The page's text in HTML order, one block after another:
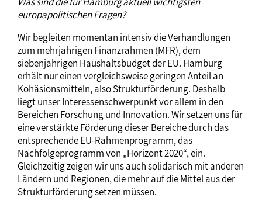
europapolitischen Fragen?
Wir begleiten momentan intensiv die Verhandlungen
zum mehrjährigen Finanzrahmen (MFR), dem
siebenjährigen Haushaltsbudget der EU. Hamburg
erhält nur einen vergleichsweise geringen Anteil an
Kohäsionsmitteln, also Strukturförderung. Deshalb
liegt unser Interessenschwerpunkt vor allem in den
Bereichen Forschung und Innovation. Wir setzen uns für
eine verstärkte Förderung dieser Bereiche durch das
entsprechende EU-Rahmenprogramm, das
Nachfolgeprogramm von „Horizont 2020“, ein.
Gleichzeitig zeigen wir uns auch solidarisch mit anderen
Ländern und Regionen, die mehr auf die Mittel aus der
Strukturförderung setzen müssen.